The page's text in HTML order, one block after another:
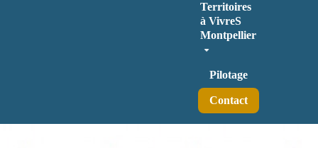
Territoires
à VivreS
Montpellier
Pilotage
Contact